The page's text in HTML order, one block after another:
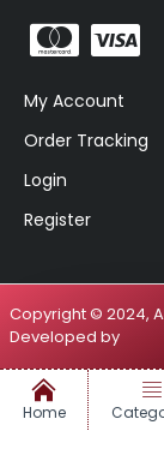
My Account
Order Tracking
Login
Register
Copyright © 2024,
Developed by
Home